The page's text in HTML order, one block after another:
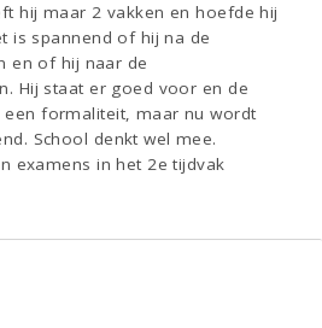
hij maar 2 vakken en hoefde hij
is spannend of hij na de
en of hij naar de
Hij staat er goed voor en de
formaliteit, maar nu wordt
School denkt wel mee.
examens in het 2e tijdvak